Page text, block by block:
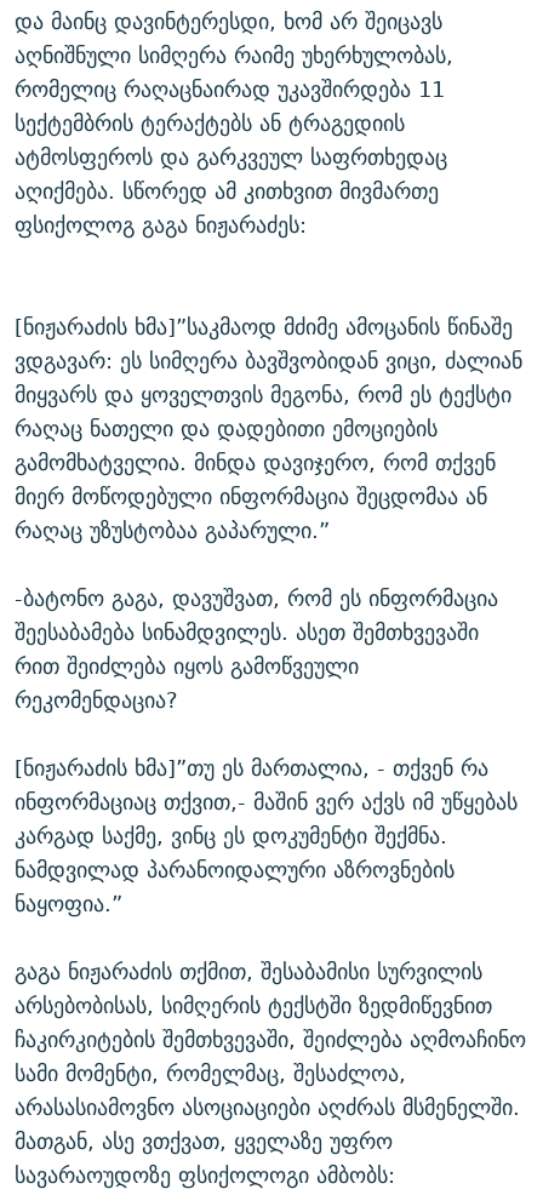
და მაინც დავინტერესდი, ხომ არ შეიცავს
აღნიშნული სიმღერა რაიმე უხერხულობას,
რომელიც რაღაცნაირად უკავშირდება 11
სექტემბრის ტერაქტებს ან ტრაგედიის
ატმოსფეროს და გარკვეულ საფრთხედაც
აღიქმება. სწორედ ამ კითხვით მივმართე
ფსიქოლოგ გაგა ნიჟარაძეს:
[ნიჟარაძის ხმა]”საკმაოდ მძიმე ამოცანის წინაშე
ვდგავარ: ეს სიმღერა ბავშვობიდან ვიცი, ძალიან
მიყვარს და ყოველთვის მეგონა, რომ ეს ტექსტი
რაღაც ნათელი და დადებითი ემოციების
გამომხატველია. მინდა დავიჯერო, რომ თქვენ
მიერ მოწოდებული ინფორმაცია შეცდომაა ან
რაღაც უზუსტობაა გაპარული.”
-ბატონო გაგა, დავუშვათ, რომ ეს ინფორმაცია
შეესაბამება სინამდვილეს. ასეთ შემთხვევაში
რით შეიძლება იყოს გამოწვეული
რეკომენდაცია?
[ნიჟარაძის ხმა]”თუ ეს მართალია, - თქვენ რა
ინფორმაციაც თქვით,- მაშინ ვერ აქვს იმ უწყებას
კარგად საქმე, ვინც ეს დოკუმენტი შექმნა.
ნამდვილად პარანოიდალური აზროვნების
ნაყოფია.”
გაგა ნიჟარაძის თქმით, შესაბამისი სურვილის
არსებობისას, სიმღერის ტექსტში ზედმიწევნით
ჩაკირკიტების შემთხვევაში, შეიძლება აღმოაჩინო
სამი მომენტი, რომელმაც, შესაძლოა,
არასასიამოვნო ასოციაციები აღძრას მსმენელში.
მათგან, ასე ვთქვათ, ყველაზე უფრო
სავარაოუდოზე ფსიქოლოგი ამბობს: